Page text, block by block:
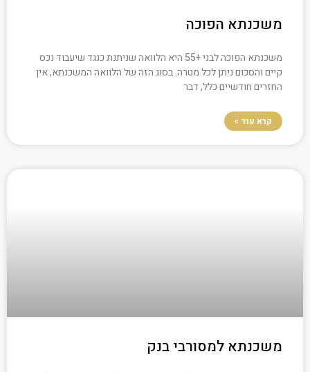
משכנתא הפוכה
משכנתא הפוכה לבני +55 היא הלוואה שניתנת כנגד שיעבוד נכס
קיים והסכום ניתן לכל מטרה. בסוג הזה של הלוואה המשכנתא, אין
החזרים חודשיים כלל, דבר
קרא עוד »
משכנתא למסורבי בנק